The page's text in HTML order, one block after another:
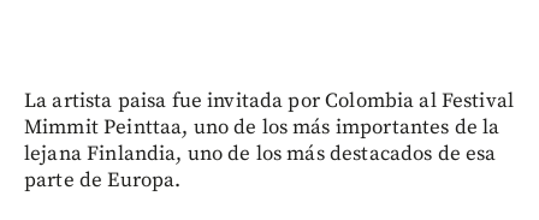
La artista paisa fue invitada por Colombia al Festival
Mimmit Peinttaa, uno de los más importantes de la
lejana Finlandia, uno de los más destacados de esa
parte de Europa.